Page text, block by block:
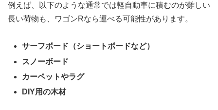
例えば、以下のような通常では軽自動車に積むのが難しい
長い荷物も、ワゴンRなら運べる可能性があります。
サーフボード（ショートボードなど）
スノーボード
カーペットやラグ
DIY用の木材